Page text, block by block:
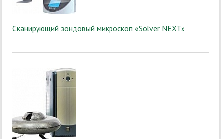
Сканирующий зондовый микроскоп «Solver NEXT»